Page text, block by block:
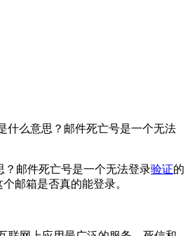
什么意思？邮件死亡号是一个无法
？邮件死亡号是一个无法登录验证的
邮箱是否真的能登录。